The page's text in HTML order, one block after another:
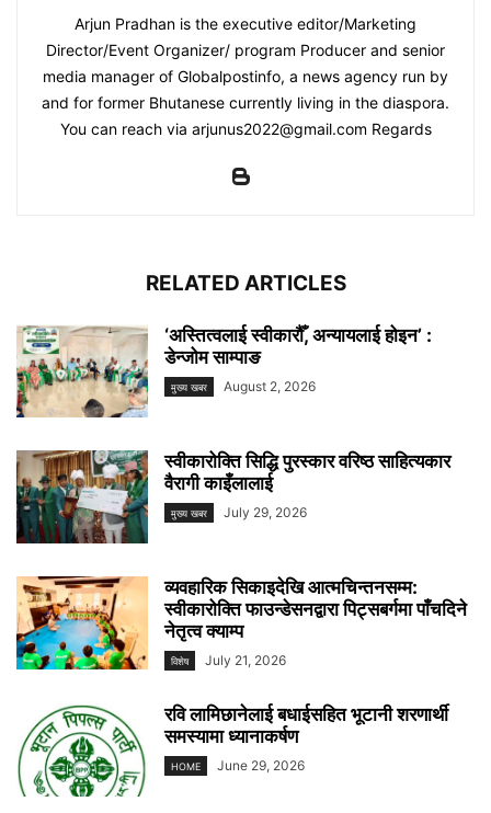
Arjun Pradhan is the executive editor/Marketing
Director/Event Organizer/ program Producer and senior
media manager of Globalpostinfo, a news agency run by
and for former Bhutanese currently living in the diaspora.
You can reach via arjunus2022@gmail.com Regards
RELATED ARTICLES
‘अस्तित्वलाई स्वीकारौँ, अन्यायलाई होइन’ :
डेन्जोम साम्पाङ
मुख्य खबर August 2, 2026
स्वीकारोक्ति सिद्धि पुरस्कार वरिष्ठ साहित्यकार
वैरागी काइँलालाई
मुख्य खबर July 29, 2026
व्यवहारिक सिकाइदेखि आत्मचिन्तनसम्म:
स्वीकारोक्ति फाउन्डेसनद्वारा पिट्सबर्गमा पाँचदिने
नेतृत्व क्याम्प
विशेष July 21, 2026
रवि लामिछानेलाई बधाईसहित भूटानी शरणार्थी
समस्यामा ध्यानाकर्षण
HOME June 29, 2026